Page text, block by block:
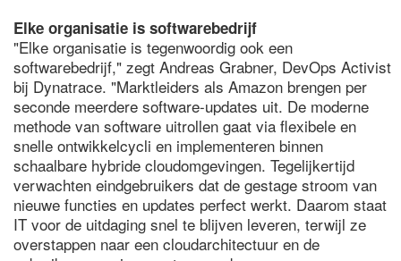
Elke organisatie is softwarebedrijf
"Elke organisatie is tegenwoordig ook een
softwarebedrijf," zegt Andreas Grabner, DevOps Activist
bij Dynatrace. "Marktleiders als Amazon brengen per
seconde meerdere software-updates uit. De moderne
methode van software uitrollen gaat via flexibele en
snelle ontwikkelcycli en implementeren binnen
schaalbare hybride cloudomgevingen. Tegelijkertijd
verwachten eindgebruikers dat de gestage stroom van
nieuwe functies en updates perfect werkt. Daarom staat
IT voor de uitdaging snel te blijven leveren, terwijl ze
overstappen naar een cloudarchitectuur en de